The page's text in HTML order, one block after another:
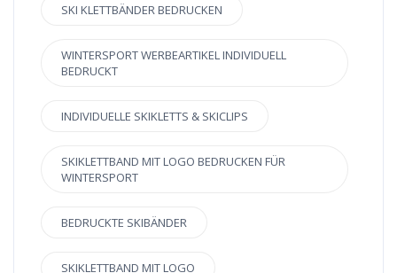
SKI KLETTBÄNDER BEDRUCKEN
WINTERSPORT WERBEARTIKEL INDIVIDUELL
BEDRUCKT
INDIVIDUELLE SKIKLETTS & SKICLIPS
SKIKLETTBAND MIT LOGO BEDRUCKEN FÜR
WINTERSPORT
BEDRUCKTE SKIBÄNDER
SKIKLETTBAND MIT LOGO